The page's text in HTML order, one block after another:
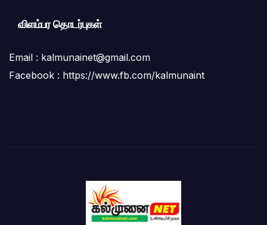
விளம்பர தொடர்புகள்
Email : kalmunainet@gmail.com
Facebook : https://www.fb.com/kalmunaint